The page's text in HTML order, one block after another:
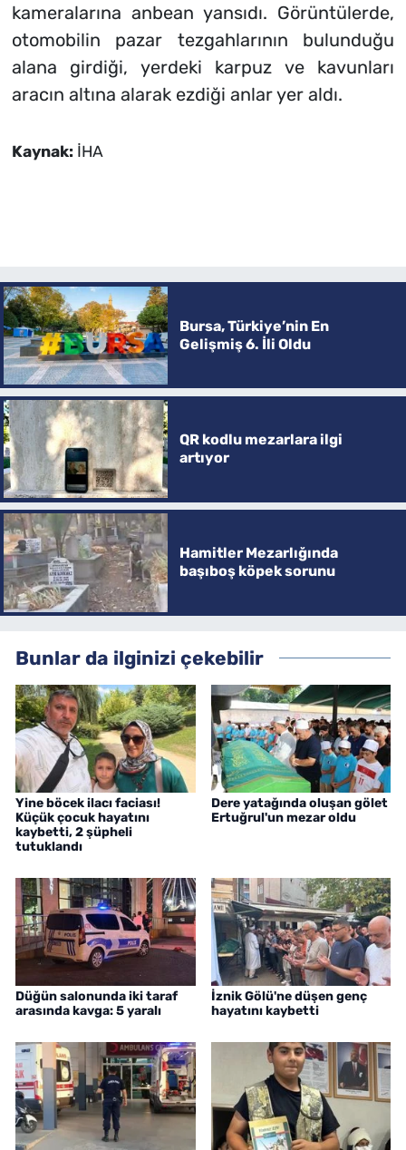
kameralarına anbean yansıdı. Görüntülerde,
otomobilin pazar tezgahlarının bulunduğu
alana girdiği, yerdeki karpuz ve kavunları
aracın altına alarak ezdiği anlar yer aldı.
Kaynak: İHA
Bursa, Türkiye’nin En
Gelişmiş 6. İli Oldu
QR kodlu mezarlara ilgi
artıyor
Hamitler Mezarlığında
başıboş köpek sorunu
Bunlar da ilginizi çekebilir
Yine böcek ilacı faciası!
Küçük çocuk hayatını
kaybetti, 2 şüpheli
tutuklandı
Dere yatağında oluşan gölet
Ertuğrul'un mezar oldu
Düğün salonunda iki taraf
arasında kavga: 5 yaralı
İznik Gölü'ne düşen genç
hayatını kaybetti